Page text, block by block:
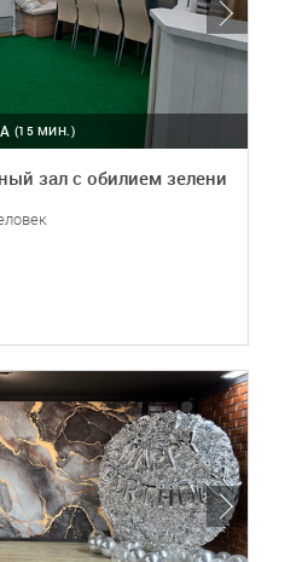
(15 МИН.)
зал с обилием зелени